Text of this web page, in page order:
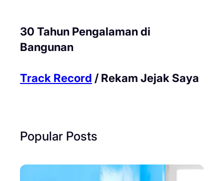
30 Tahun Pengalaman di
Bangunan
Track Record / Rekam Jejak Saya
Popular Posts